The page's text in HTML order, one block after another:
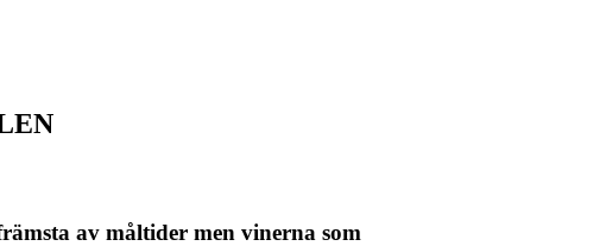
av måltider men vinerna som